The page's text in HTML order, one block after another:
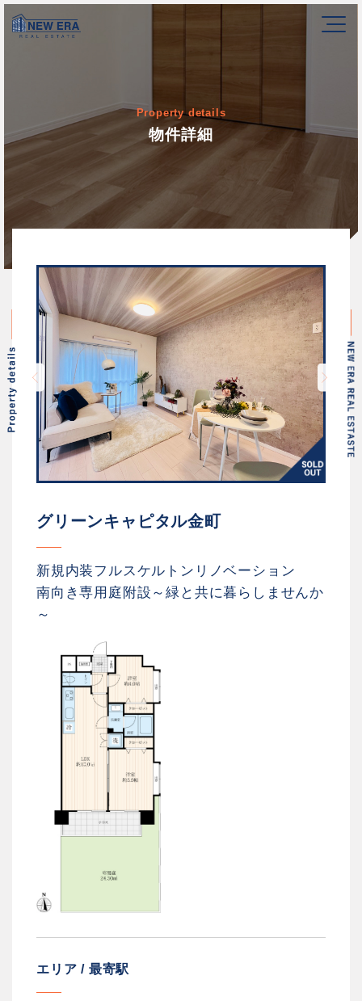
Property details
物件詳細
グリーンキャピタル金町
新規内装フルスケルトンリノベーション
南向き専用庭附設～緑と共に暮らしませんか
～
エリア / 最寄駅